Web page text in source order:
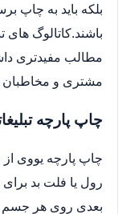
بلکه باید به چاپ
باشند.کاتالوگ های
مطالب مفیدتری
مشتری و مخاطبان
چاپ پارچه
چاپ پارچه یووی
رول یا فلت بد
بعدی روی هر جسم